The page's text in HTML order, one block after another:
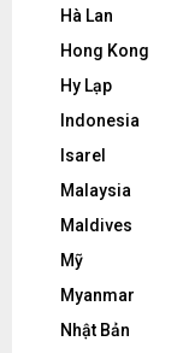
Hà Lan
Hong Kong
Hy Lạp
Indonesia
Isarel
Malaysia
Maldives
Mỹ
Myanmar
Nhật Bản